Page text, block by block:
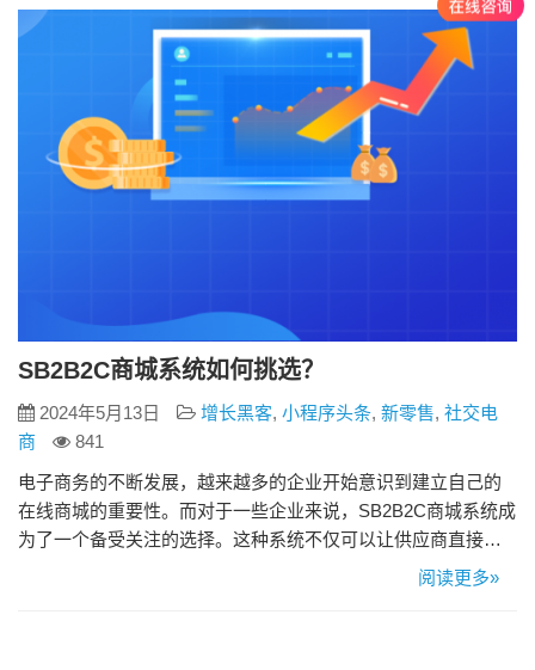
供了全渠道的购物体验。不论是通过电脑还是手机，用户都
SB2B2C商城系统如何挑选？
2024年5月13日 增长黑客, 小程序头条, 新零售, 社交电
商
841
电子商务的不断发展，越来越多的企业开始意识到建立自己的
在线商城的重要性。而对于一些企业来说，SB2B2C商城系统成
为了一个备受关注的选择。这种系统不仅可以让供应商直接面
向消费者销售产品，还能够服务于其他企业，满足其批发采购
阅读更多»